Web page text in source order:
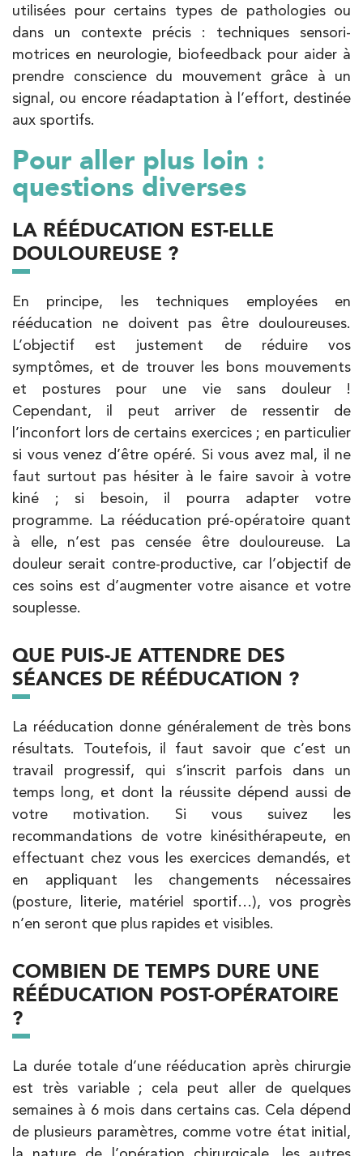
utilisées pour certains types de pathologies ou
dans un contexte précis : techniques sensori-
motrices en neurologie, biofeedback pour aider à
prendre conscience du mouvement grâce à un
signal, ou encore réadaptation à l’effort, destinée
aux sportifs.
Pour aller plus loin :
questions diverses
LA RÉÉDUCATION EST-ELLE
DOULOUREUSE ?
En principe, les techniques employées en
rééducation ne doivent pas être douloureuses.
L’objectif est justement de réduire vos
symptômes, et de trouver les bons mouvements
et postures pour une vie sans douleur !
Cependant, il peut arriver de ressentir de
l’inconfort lors de certains exercices ; en particulier
si vous venez d’être opéré. Si vous avez mal, il ne
faut surtout pas hésiter à le faire savoir à votre
kiné ; si besoin, il pourra adapter votre
programme. La rééducation pré-opératoire quant
à elle, n’est pas censée être douloureuse. La
douleur serait contre-productive, car l’objectif de
ces soins est d’augmenter votre aisance et votre
souplesse.
QUE PUIS-JE ATTENDRE DES
SÉANCES DE RÉÉDUCATION ?
La rééducation donne généralement de très bons
résultats. Toutefois, il faut savoir que c’est un
travail progressif, qui s’inscrit parfois dans un
temps long, et dont la réussite dépend aussi de
votre motivation. Si vous suivez les
recommandations de votre kinésithérapeute, en
effectuant chez vous les exercices demandés, et
en appliquant les changements nécessaires
(posture, literie, matériel sportif…), vos progrès
n’en seront que plus rapides et visibles.
COMBIEN DE TEMPS DURE UNE
RÉÉDUCATION POST-OPÉRATOIRE
?
La durée totale d’une rééducation après chirurgie
est très variable ; cela peut aller de quelques
semaines à 6 mois dans certains cas. Cela dépend
de plusieurs paramètres, comme votre état initial,